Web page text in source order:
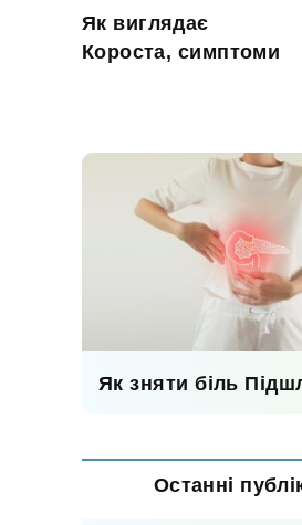
Як виглядає
Короста, симптоми
Як зняти біль
Останні